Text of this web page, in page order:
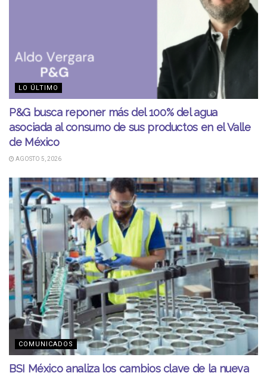
LO ÚLTIMO
P&G busca reponer más del 100% del agua
asociada al consumo de sus productos en el Valle
de México
AGOSTO 5, 2026
COMUNICADOS
BSI México analiza los cambios clave de la nueva